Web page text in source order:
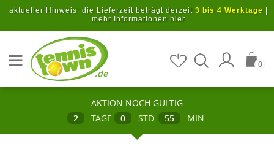
Zum Hauptinhalt springen
aktueller Hinweis: die Lieferzeit beträgt derzeit 3 bis 4 Werktage
mehr Informationen hier
.de
0
AKTION NOCH GÜLTIG
2
TAGE 0 STD. 55 MIN.